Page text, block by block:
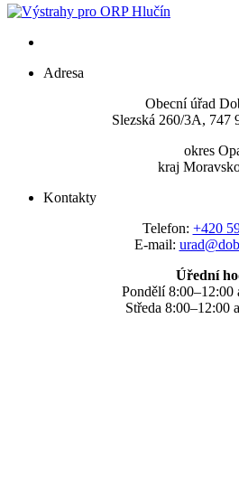
Adresa
Obecní úřad
Slezská 260/3A, 747
okres
kraj
Kontakty
Telefon: +420
E-mail:
Úřední
Pondělí 8:00–12:00
Středa 8:00–12:00